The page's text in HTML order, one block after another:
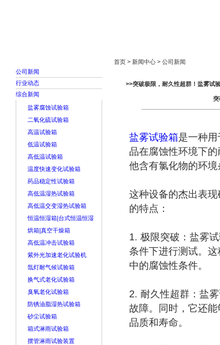
公司新闻
行业动态
综合新闻
盐雾腐蚀试验箱
二氧化硫试验箱
高温试验箱
低温试验箱
高低温试验箱
温度快速变化试验箱
药品稳定性试验箱
高低温湿热试验箱
高低温交变湿热试验箱
恒温恒湿箱|台式恒温恒湿
烘箱|真空干燥箱
高低温冲击试验箱
紫外光加速老化试验机
氙灯耐气候试验箱
换气式老化试验箱
臭氧老化试验箱
防锈油脂湿热试验箱
砂尘试验箱
箱式淋雨试验箱
摆管淋雨试验装置
首页 > 新闻中心 > 公司新闻
>>突破极限，耐久性超群！盐雾试
盐雾试验箱是一种
品在腐蚀性环境下
他含有氯化物的环境
这种设备的杰出表
的特点：
1. 极限突破：盐雾
条件下进行测试。
中的腐蚀性条件。
2. 耐久性超群：盐
故障。同时，它还
品质和寿命。